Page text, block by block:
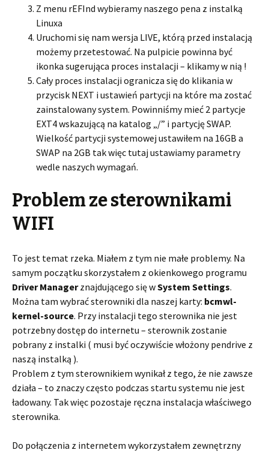
Z menu rEFInd wybieramy naszego pena z instalką
Linuxa
Uruchomi się nam wersja LIVE, którą przed instalacją
możemy przetestować. Na pulpicie powinna być
ikonka sugerująca proces instalacji – klikamy w nią !
Cały proces instalacji ogranicza się do klikania w
przycisk NEXT i ustawień partycji na które ma zostać
zainstalowany system. Powinniśmy mieć 2 partycje
EXT4 wskazującą na katalog „/” i partycję SWAP.
Wielkość partycji systemowej ustawiłem na 16GB a
SWAP na 2GB tak więc tutaj ustawiamy parametry
wedle naszych wymagań.
Problem ze sterownikami
WIFI
To jest temat rzeka. Miałem z tym nie małe problemy. Na
samym początku skorzystałem z okienkowego programu
Driver Managerznajdującego się wSystem Settings.
Można tam wybrać sterowniki dla naszej karty: bcmwl-
kernel-source. Przy instalacji tego sterownika nie jest
potrzebny dostęp do internetu – sterownik zostanie
pobrany z instalki ( musi być oczywiście włożony pendrive z
naszą instalką ).
Problem z tym sterownikiem wynikał z tego, że nie zawsze
działa – to znaczy często podczas startu systemu nie jest
ładowany. Tak więc pozostaje ręczna instalacja właściwego
sterownika.
Do połączenia z internetem wykorzystałem zewnętrzny